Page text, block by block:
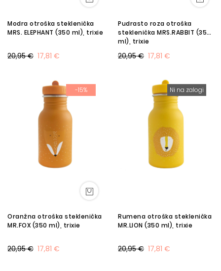
Modra otroška steklenička
MRS. ELEPHANT (350 ml), trixie
17,81 €
20,95 €
Pudrasto roza otroška
steklenička MRS.RABBIT (350
ml), trixie
17,81 €
20,95 €
-15%
Oranžna otroška steklenička
MR.FOX (350 ml), trixie
17,81 €
20,95 €
Ni na zalogi
Rumena otroška steklenička
MR.LION (350 ml), trixie
17,81 €
20,95 €